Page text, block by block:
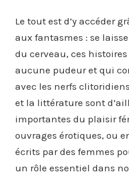
Le tout est d’y accéder
aux fantasmes : se
du cerveau, ces
aucune pudeur et qui
avec les nerfs
et la littérature sont
importantes du plaisir
ouvrages érotiques, ou
écrits par des femmes
un rôle essentiel dans